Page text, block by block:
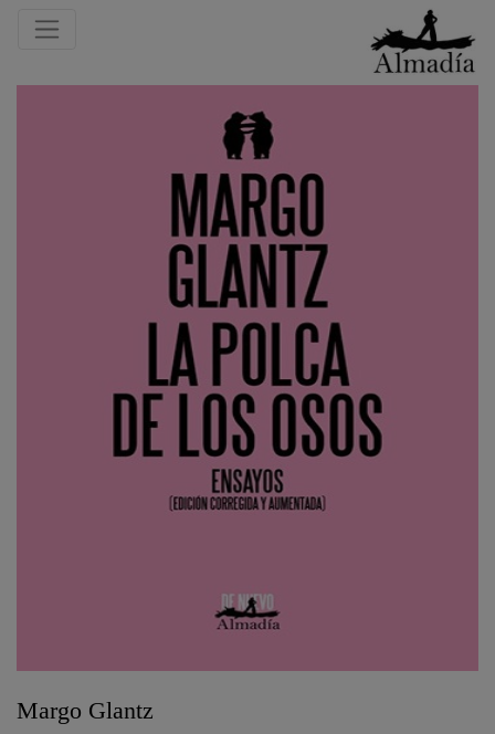
Margo Glantz